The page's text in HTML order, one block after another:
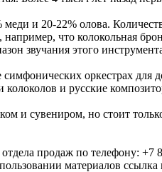
и 20-22% олова.
что колокольная
звучания этого
оркестрах
и русские
и сувениром, но стоит
продаж по телефону: +7
материалов ссылка